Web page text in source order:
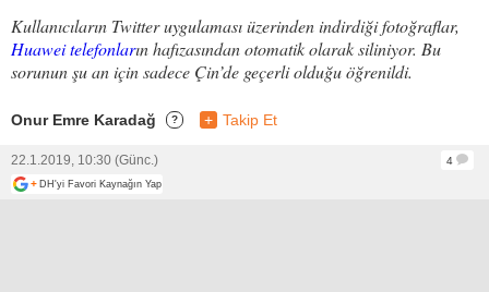
Kullanıcıların Twitter uygulaması üzerinden indirdiği fotoğraflar,
Huawei telefonların hafızasından otomatik olarak siliniyor. Bu
sorunun şu an için sadece Çin’de geçerli olduğu öğrenildi.
Onur Emre Karadağ ? + Takip Et
22.1.2019, 10:30 (Günc.)
4
+ DH'yi Favori Kaynağın Yap